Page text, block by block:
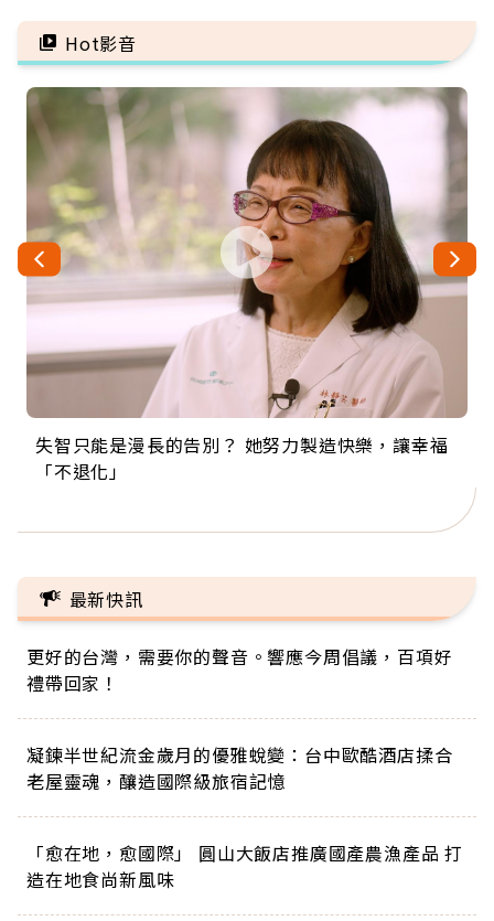
5招才能真救命
自由
Hot影音
失智只能是漫長的告別？ 她努力製造快樂，讓幸福
「不退化」
來自剛果的巧克力神父 為台灣奉獻36年 「台灣是我
的家，我連作夢都講台語！」
63歲卸矽谷副總、搬回台灣找快樂！「蛋黃哥小
丑」走進安養院，逗樂上萬爺奶：退休後才開始真
104歲打破金氏世界紀錄 成為全球最年長羽球選
手，分享長壽的秘密原來是「這個」
事業巔峰他選擇追夢…黑手阿伯拉小提琴還登上小
巨蛋！連CNN都大讚！
最新快訊
更好的台灣，需要你的聲音。響應今周倡議，百項好
禮帶回家！
凝鍊半世紀流金歲月的優雅蛻變：台中歐酷酒店揉合
老屋靈魂，釀造國際級旅宿記憶
「愈在地，愈國際」 圓山大飯店推廣國產農漁產品 打
造在地食尚新風味